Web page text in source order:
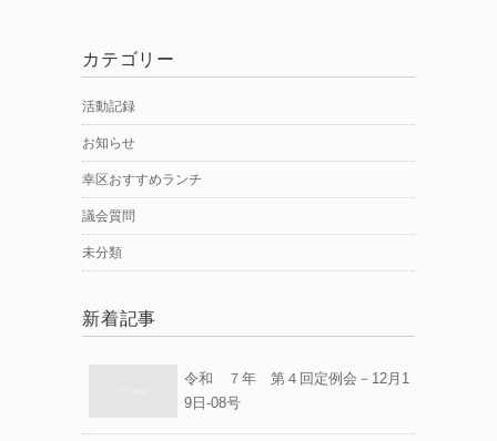
カテゴリー
活動記録
お知らせ
幸区おすすめランチ
議会質問
未分類
新着記事
令和 ７年 第４回定例会－12月1
9日-08号